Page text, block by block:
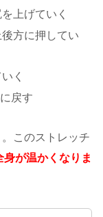
上げていく
方に押してい
く
戻す
このストレッチ
身が温かくなりま